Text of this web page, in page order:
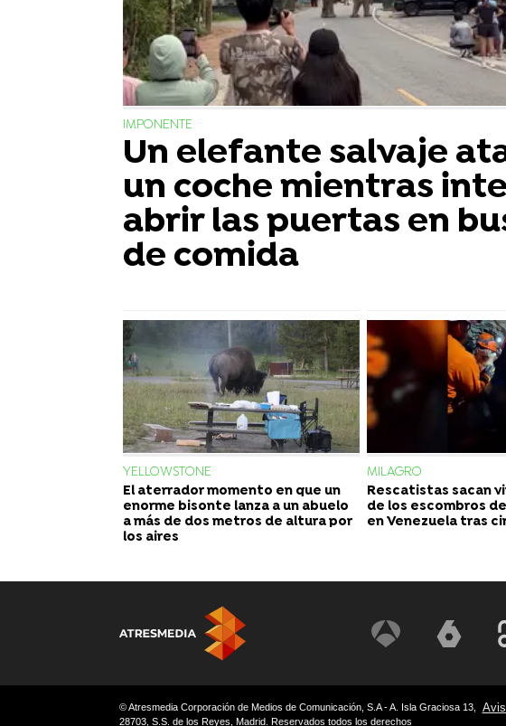
IMPONENTE
Un elefante salvaje
un coche mientras
abrir las puertas en
de comida
YELLOWSTONE
El aterrador momento en que un
enorme bisonte lanza a un abuelo
a más de dos metros de altura por
los aires
MILAGRO
Rescatistas sacan
de los escombros
en Venezuela tras
© Atresmedia Corporación de Medios de Comunicación, S.A - A. Isla Graciosa 13,
28703, S.S. de los Reyes, Madrid. Reservados todos los derechos